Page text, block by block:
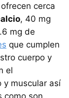
cerca
, 40 mg
mg de
que cumplen
cuerpo y
el
y muscular así
como son